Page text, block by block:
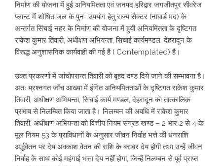
निर्माण की योजना में हुई अनियमितता एवं जनपद हरिद्वार जगजीतपुर सीवरेज
प्लान्ट में शोधित जल के पुनः उपयोग हेतु राज्य सैक्टर (नाबार्ड मद) के
अन्तर्गत सिंचाई नहर के निर्माण की योजना में हुयी अनियमितता के दृष्टिगत
राकेश कुमार तिवारी, अधीक्षण अभियन्ता, सिचाई कार्यमण्डल, देहरादून के
विरूद्ध अनुशासनिक कार्यवाही की गई है ( Contemplated) है।
उक्त प्रकरणों में जांचोपरान्त तिवारी को बृहद दण्ड दिये जाने की सम्भावना है।
अतः प्रश्नगत जाँच आख्या में इंगित अनियमितताओं के दृष्टिगत राकेश कुमार
तिवारी, अधीक्षण अभियन्ता, सिचाई कार्य मण्डल, देहरादून को तात्कालिक
प्रभाव से निलम्बित किया जाता है। निलम्बन की अवधि में राकेश कुमार
तिवारी, अधीक्षण अभियन्ता को वित्तीय नियम संग्रह खण्ड – 2 भार 2 से 4 के
मूल नियम 53 के प्राविधानों के अनुसार जीवन निर्वाह भत्ते की धनराशि
अर्द्धवेतन पर देय अवकाश वेतन की राशि के बराबर देय होगी तथा उन्हें जीवन
निर्वाह के साथ कोई महंगाई भत्ता देय नहीं होगा, जिन्हें निलम्बन से पूर्व प्राप्त